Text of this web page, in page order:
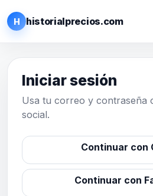
H historialprecios.com
Iniciar sesión
Usa tu correo y contraseña
social.
Continuar con
Continuar con